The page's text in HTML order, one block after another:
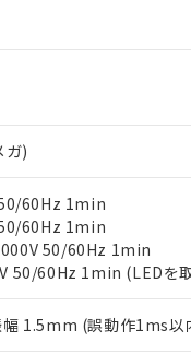
ガ)
60Hz 1min
60Hz 1min
50/60Hz 1min
50/60Hz 1min (LEDを
1.5mm (誤動作1ms以
当社制御機器事業取扱
業取扱商品の中には、
標準価格照会結果は、
された時点での実際の
および標準価格はお客
相談ください。
器販売店や当社販売拠点
標準価格結果を当社の
（部品リスト作成サー
ります。
ブサイト上で当社にご
・サービスに関するお
(Hg) 1000ppm以下、 カドミ
以下、ポリ臭化ビフェニル類
シル) (DEHP)(別名：DOP)
フタル酸ジイソブチル (DIBP)
視および制御機器に対する適用
況などにより、予定月
ウンロード
含有率が中国RoHSの
当社販売部門へお問い
(GB/T26572)：
) : 1000ppm、 Cd(カドミウム)
、 PBBs(ポリ臭化ビフェニ
、 DIBP(フタル酸ジイ
ルヘキシル)) : 1000ppm
限
物質）のすべてが基準
況下において有害物質
当社販売部門へお問い
貴社製品のうち、外国
は国外への提供する場
続きをとります。
を破棄する場合は、完
いたしません。
品を第三者に販売する
売先および販売に係わ
の在庫あり
満たないが在庫あり
新の在庫状況について
・当社販売員にご確認く